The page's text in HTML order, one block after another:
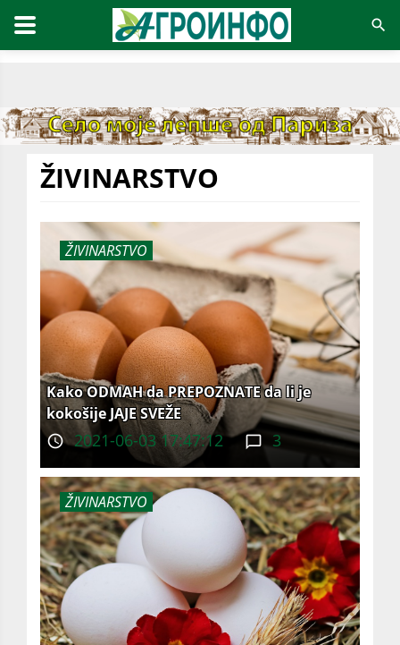
ŽIVINARSTVO
ŽIVINARSTVO
Kako ODMAH da PREPOZNATE da li je
kokošije JAJE SVEŽE
2021-06-03 17:47:12 3
ŽIVINARSTVO